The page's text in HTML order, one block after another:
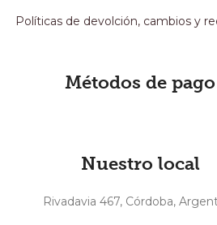
Políticas de devolción, cambios y
Métodos de pago
Nuestro local
Rivadavia 467, Córdoba,